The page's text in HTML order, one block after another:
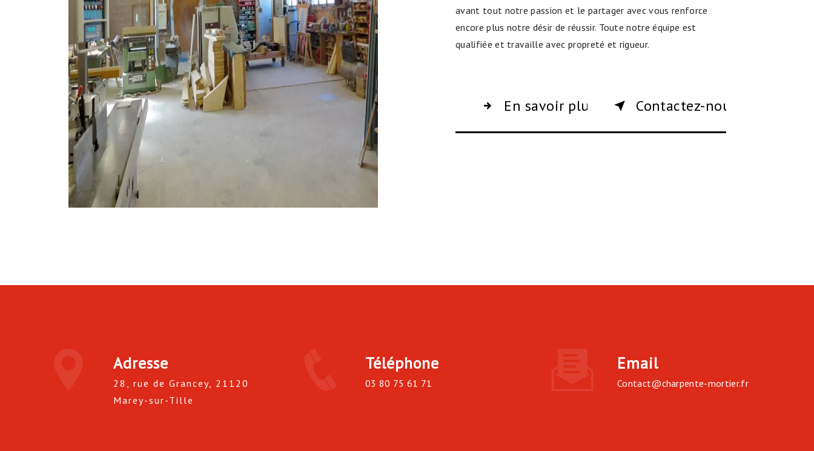
avant tout notre passion et le partager avec vous renforce
encore plus notre désir de réussir. Toute notre équipe est
qualifiée et travaille avec propreté et rigueur.
En savoir plus Contactez-nous
Adresse
28, rue de Grancey, 21120
Marey-sur-Tille
Téléphone
03 80 75 61 71
Email
contact@charpente-mortier.fr